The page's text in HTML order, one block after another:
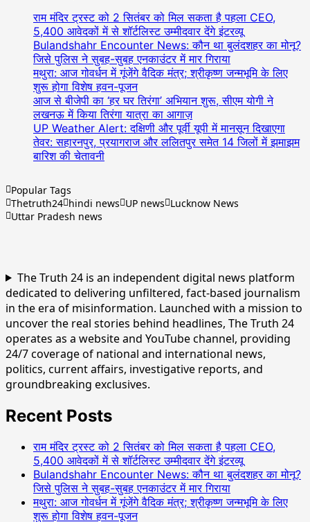
राम मंदिर ट्रस्ट को 2 सितंबर को मिल सकता है पहला CEO,
5,400 आवेदकों में से शॉर्टलिस्ट उम्मीदवार देंगे इंटरव्यू
Bulandshahr Encounter News: कौन था बुलंदशहर का मोनू?
जिसे पुलिस ने सुबह-सुबह एनकाउंटर में मार गिराया
मथुरा: आज गोवर्धन में गूंजेंगे वैदिक मंत्र; श्रीकृष्ण जन्मभूमि के लिए
शुरू होगा विशेष हवन-पूजन
आज से बीजेपी का ‘हर घर तिरंगा’ अभियान शुरू, सीएम योगी ने
लखनऊ में किया तिरंगा यात्रा का आगाज़
UP Weather Alert: दक्षिणी और पूर्वी यूपी में मानसून दिखाएगा
तेवर: सहारनपुर, प्रयागराज और ललितपुर समेत 14 जिलों में झमाझम
बारिश की चेतावनी
Popular Tags
Thetruth24 hindi news UP news Lucknow News
Uttar Pradesh news
The Truth 24 is an independent digital news platform
dedicated to delivering unfiltered, fact-based journalism
in the era of misinformation. Launched with a mission to
uncover the real stories behind headlines, The Truth 24
operates as a website and YouTube channel, providing
24/7 coverage of national and international news,
politics, current affairs, investigative reports, and
groundbreaking exclusives.
Recent Posts
राम मंदिर ट्रस्ट को 2 सितंबर को मिल सकता है पहला CEO,
5,400 आवेदकों में से शॉर्टलिस्ट उम्मीदवार देंगे इंटरव्यू
Bulandshahr Encounter News: कौन था बुलंदशहर का मोनू?
जिसे पुलिस ने सुबह-सुबह एनकाउंटर में मार गिराया
मथुरा: आज गोवर्धन में गूंजेंगे वैदिक मंत्र; श्रीकृष्ण जन्मभूमि के लिए
शुरू होगा विशेष हवन-पूजन